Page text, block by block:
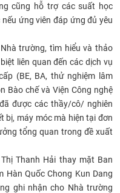
cũng hỗ trợ các suất học
ứng viên đáp ứng đủ yêu
trường, tìm hiểu và thảo
liên quan đến các dịch vụ
(BE, BA, thử nghiệm lâm
Bào chế và Viện Công nghệ
được các thầy/cô/ nghiên
bị, máy móc mà hiện tại đơn
tổng quan trong đề xuất
Thanh Hải thay mặt Ban
Hàn Quốc Chong Kun Dang
ghi nhận cho Nhà trường